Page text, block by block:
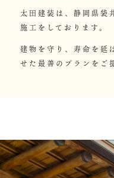
太田建装は、静岡県袋
施工をしております。
建物を守り、寿命を延
せた最善のプラン をご